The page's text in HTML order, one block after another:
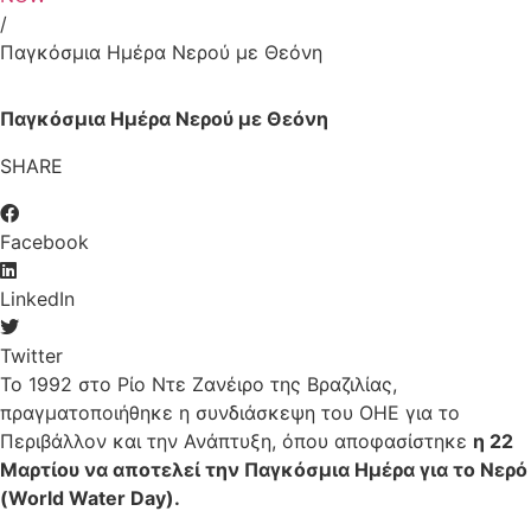
/
Παγκόσμια Ημέρα Νερού με Θεόνη
Παγκόσμια Ημέρα Νερού με Θεόνη
SHARE
Facebook
LinkedIn
Twitter
Το 1992 στο Ρίο Ντε Ζανέιρο της Βραζιλίας,
πραγματοποιήθηκε η συνδιάσκεψη του ΟΗΕ για το
Περιβάλλον και την Ανάπτυξη, όπου αποφασίστηκε η 22
Μαρτίου να αποτελεί την Παγκόσμια Ημέρα για το Νερό
(World Water Day).